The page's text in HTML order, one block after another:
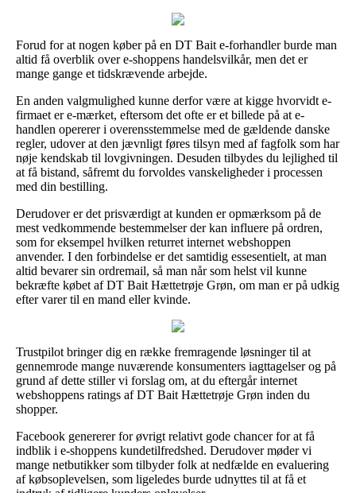
Forud for at nogen køber på en DT Bait e-forhandler burde man
altid få overblik over e-shoppens handelsvilkår, men det er
mange gange et tidskrævende arbejde.
En anden valgmulighed kunne derfor være at kigge hvorvidt e-
firmaet er e-mærket, eftersom det ofte er et billede på at e-
handlen opererer i overensstemmelse med de gældende danske
regler, udover at den jævnligt føres tilsyn med af fagfolk som har
nøje kendskab til lovgivningen. Desuden tilbydes du lejlighed til
at få bistand, såfremt du forvoldes vanskeligheder i processen
med din bestilling.
Derudover er det prisværdigt at kunden er opmærksom på de
mest vedkommende bestemmelser der kan influere på ordren,
som for eksempel hvilken returret internet webshoppen
anvender. I den forbindelse er det samtidig essesentielt, at man
altid bevarer sin ordremail, så man når som helst vil kunne
bekræfte købet af DT Bait Hættetrøje Grøn, om man er på udkig
efter varer til en mand eller kvinde.
Trustpilot bringer dig en række fremragende løsninger til at
gennemrode mange nuværende konsumenters iagttagelser og på
grund af dette stiller vi forslag om, at du eftergår internet
webshoppens ratings af DT Bait Hættetrøje Grøn inden du
shopper.
Facebook genererer for øvrigt relativt gode chancer for at få
indblik i e-shoppens kundetilfredshed. Derudover møder vi
mange netbutikker som tilbyder folk at nedfælde en evaluering
af købsoplevelsen, som ligeledes burde udnyttes til at få et